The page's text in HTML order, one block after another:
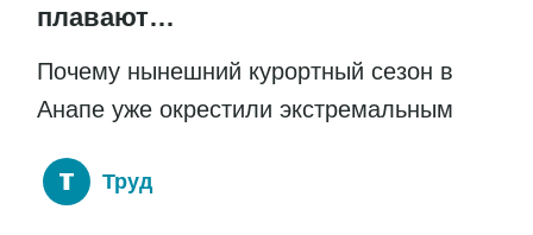
плавают…
Почему нынешний курортный сезон в
Анапе уже окрестили экстремальным
Труд